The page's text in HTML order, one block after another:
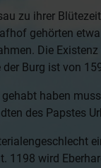
zu ihrer
gehörten
Die
Burg ist von
haben
des Papstes
1198 wird